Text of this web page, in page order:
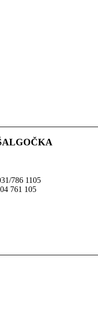
786 1105
761 105